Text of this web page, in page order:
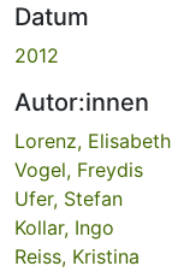
Datum
2012
Autor:innen
Lorenz, Elisabeth
Vogel, Freydis
Ufer, Stefan
Kollar, Ingo
Reiss, Kristina